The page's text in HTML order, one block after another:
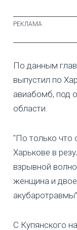
По данным
выпустил по
авиабомб, под
области.
"По только что
Харькове в
взрывной
женщина и двое
С Купянского